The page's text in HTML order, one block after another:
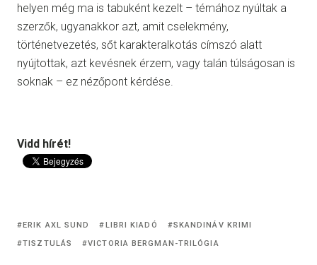
helyen még ma is tabuként kezelt – témához nyúltak a
szerzők, ugyanakkor azt, amit cselekmény,
történetvezetés, sőt karakteralkotás címszó alatt
nyújtottak, azt kevésnek érzem, vagy talán túlságosan is
soknak – ez nézőpont kérdése.
Vidd hírét!
ERIK AXL SUND LIBRI KIADÓ
SKANDINÁV KRIMI
TISZTULÁS
VICTORIA BERGMAN-TRILÓGIA